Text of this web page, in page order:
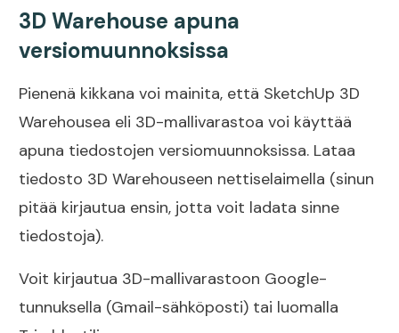
3D Warehouse apuna
versiomuunnoksissa
Pienenä kikkana voi mainita, että SketchUp 3D
Warehousea eli 3D-mallivarastoa voi käyttää
apuna tiedostojen versiomuunnoksissa. Lataa
tiedosto 3D Warehouseen nettiselaimella (sinun
pitää kirjautua ensin, jotta voit ladata sinne
tiedostoja).
Voit kirjautua 3D-mallivarastoon Google-
tunnuksella (Gmail-sähköposti) tai luomalla